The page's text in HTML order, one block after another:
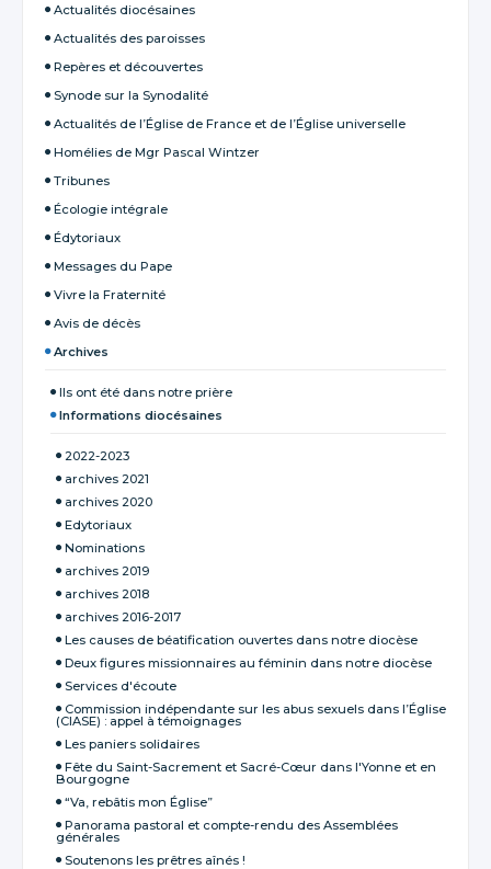
Actualités diocésaines
Actualités des paroisses
Repères et découvertes
Synode sur la Synodalité
Actualités de l’Église de France et de l’Église universelle
Homélies de Mgr Pascal Wintzer
Tribunes
Écologie intégrale
Édytoriaux
Messages du Pape
Vivre la Fraternité
Avis de décès
Archives
Ils ont été dans notre prière
Informations diocésaines
2022-2023
archives 2021
archives 2020
Edytoriaux
Nominations
archives 2019
archives 2018
archives 2016-2017
Les causes de béatification ouvertes dans notre diocèse
Deux figures missionnaires au féminin dans notre diocèse
Services d'écoute
Commission indépendante sur les abus sexuels dans l’Église
(CIASE) : appel à témoignages
Les paniers solidaires
Fête du Saint-Sacrement et Sacré-Cœur dans l'Yonne et en
Bourgogne
“Va, rebâtis mon Église”
Panorama pastoral et compte-rendu des Assemblées
générales
Soutenons les prêtres aînés !